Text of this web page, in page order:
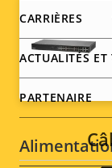
Indice de
Conçu
CARRIÈRES
ACTUALITÉS
PARTENAIRE